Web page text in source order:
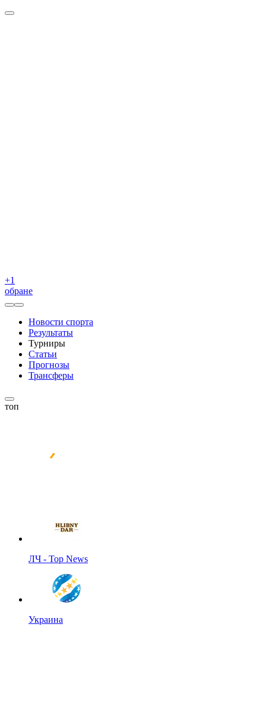
+1
обране
Новости спорта
Результаты
Турниры
Статьи
Прогнозы
Трансферы
топ
ЛЧ - Top News
Украина